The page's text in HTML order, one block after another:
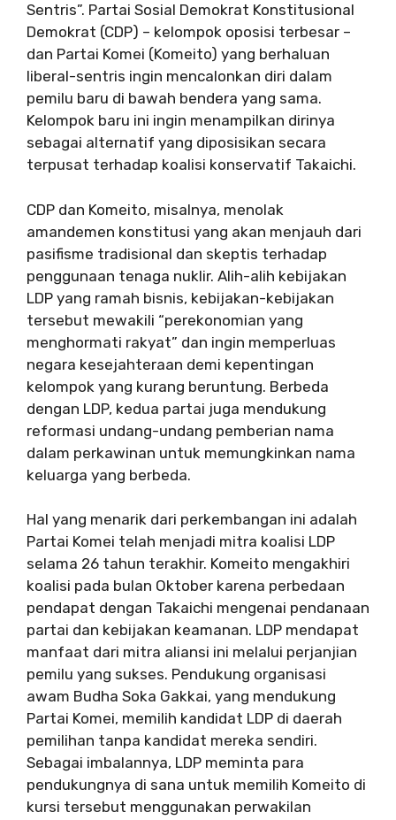
Sentris”. Partai Sosial Demokrat Konstitusional
Demokrat (CDP) – kelompok oposisi terbesar –
dan Partai Komei (Komeito) yang berhaluan
liberal-sentris ingin mencalonkan diri dalam
pemilu baru di bawah bendera yang sama.
Kelompok baru ini ingin menampilkan dirinya
sebagai alternatif yang diposisikan secara
terpusat terhadap koalisi konservatif Takaichi.
CDP dan Komeito, misalnya, menolak
amandemen konstitusi yang akan menjauh dari
pasifisme tradisional dan skeptis terhadap
penggunaan tenaga nuklir. Alih-alih kebijakan
LDP yang ramah bisnis, kebijakan-kebijakan
tersebut mewakili “perekonomian yang
menghormati rakyat” dan ingin memperluas
negara kesejahteraan demi kepentingan
kelompok yang kurang beruntung. Berbeda
dengan LDP, kedua partai juga mendukung
reformasi undang-undang pemberian nama
dalam perkawinan untuk memungkinkan nama
keluarga yang berbeda.
Hal yang menarik dari perkembangan ini adalah
Partai Komei telah menjadi mitra koalisi LDP
selama 26 tahun terakhir. Komeito mengakhiri
koalisi pada bulan Oktober karena perbedaan
pendapat dengan Takaichi mengenai pendanaan
partai dan kebijakan keamanan. LDP mendapat
manfaat dari mitra aliansi ini melalui perjanjian
pemilu yang sukses. Pendukung organisasi
awam Budha Soka Gakkai, yang mendukung
Partai Komei, memilih kandidat LDP di daerah
pemilihan tanpa kandidat mereka sendiri.
Sebagai imbalannya, LDP meminta para
pendukungnya di sana untuk memilih Komeito di
kursi tersebut menggunakan perwakilan